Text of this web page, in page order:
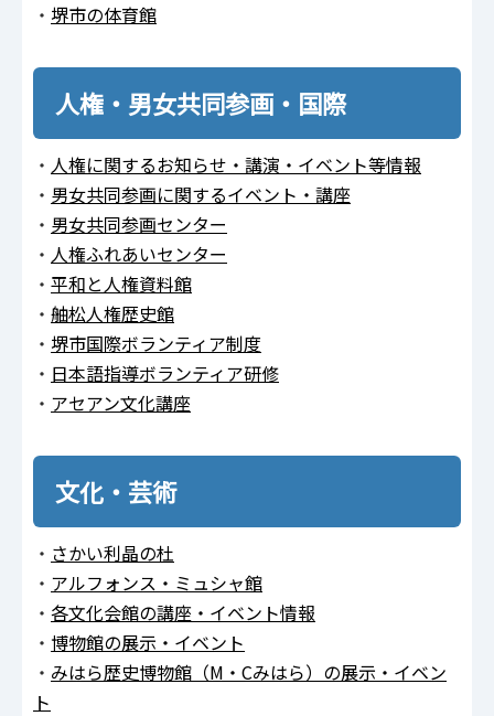
・ 堺市の体育館
人権・男女共同参画・国際
・ 人権に関するお知らせ・講演・イベント等情報
・ 男女共同参画に関するイベント・講座
・ 男女共同参画センター
・ 人権ふれあいセンター
・ 平和と人権資料館
・ 舳松人権歴史館
・ 堺市国際ボランティア制度
・ 日本語指導ボランティア研修
・ アセアン文化講座
文化・芸術
・ さかい利晶の杜
・ アルフォンス・ミュシャ館
・ 各文化会館の講座・イベント情報
・ 博物館の展示・イベント
・ みはら歴史博物館（M・Cみはら）の展示・イベン
ト